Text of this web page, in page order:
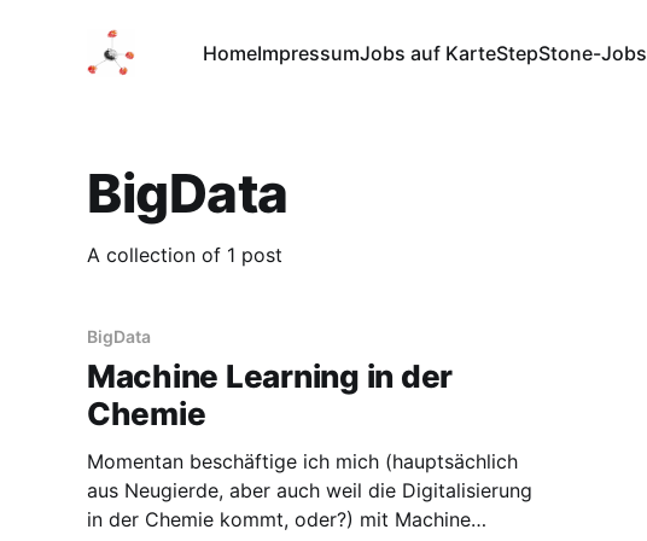
HomeImpressumJobs auf KarteStepStone-Jobs
BigData
A collection of 1 post
BigData
Machine Learning in der
Chemie
Momentan beschäftige ich mich (hauptsächlich
aus Neugierde, aber auch weil die Digitalisierung
in der Chemie kommt, oder?) mit Machine